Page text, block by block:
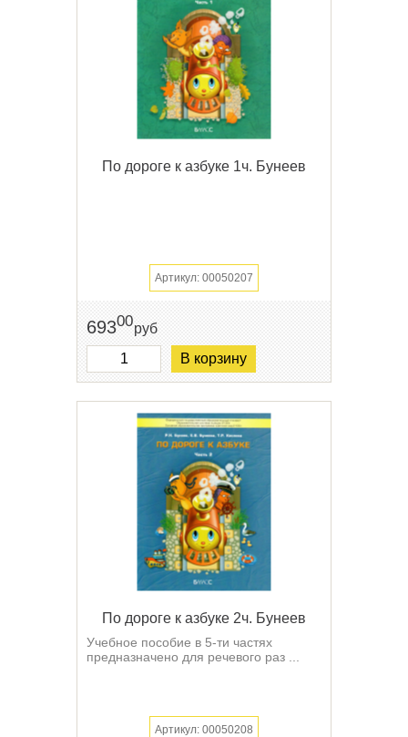
По дороге к азбуке 1ч. Бунеев
Артикул: 00050207
69300руб
В корзину
По дороге к азбуке 2ч. Бунеев
Учебное пособие в 5-ти частях
предназначено для речевого раз ...
Артикул: 00050208